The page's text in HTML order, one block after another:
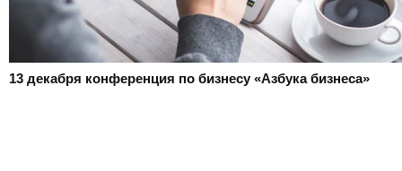
13 декабря конференция по бизнесу «Азбука бизнеса»